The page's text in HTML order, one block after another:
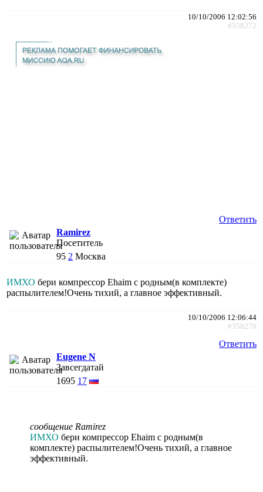
10/10/2006 12:02:56
#358272
Ответить
Ramirez
Посетитель
95 2 Москва
ИМХО бери компрессор Ehaim с родным(в комплекте)
распылителем!Очень тихий, а главное эффективный.
10/10/2006 12:06:44
#358276
Ответить
Eugene N
Завсегдатай
1695 17
сообщение Ramirez
ИМХО бери компрессор Ehaim с родным(в
комплекте) распылителем!Очень тихий, а главное
эффективный.